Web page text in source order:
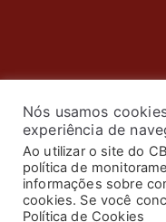
© 2024 Corpo de
Nós usamos
experiência de
Ao utilizar o site do
política de
informações sobre
cookies. Se você
Política de Cookies